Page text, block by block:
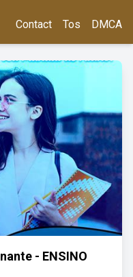
Contact Tos DMCA
- ENSINO